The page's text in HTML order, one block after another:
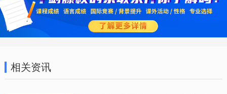
AP心理学的考试一般是以英语的形式出
现，所以考生在平时应该用英语做一些简
及专业的术语、提问词等要做到心中有
数。
相关资讯